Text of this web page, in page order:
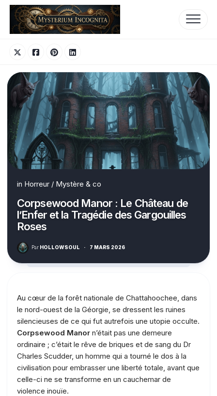
Skip
content
in Horreur / Mystère & co
Corpsewood Manor : Le Château de
l’Enfer et la Tragédie des Gargouilles
Roses
Par HOLLOWSOUL · 7 MARS 2026
Au cœur de la forêt nationale de Chattahoochee, dans
le nord-ouest de la Géorgie, se dressent les ruines
silencieuses de ce qui fut autrefois une utopie occulte.
Corpsewood Manor n’était pas une demeure
ordinaire ; c’était le rêve de briques et de sang du Dr
Charles Scudder, un homme qui a tourné le dos à la
civilisation pour embrasser une liberté totale, avant que
celle-ci ne se transforme en un cauchemar de
violence inouïe.